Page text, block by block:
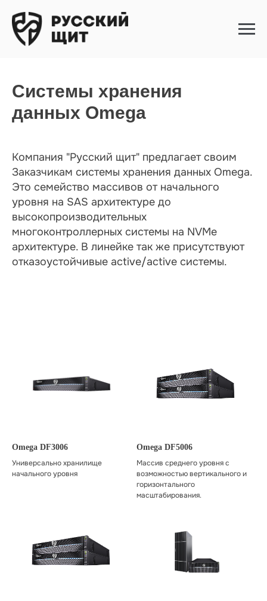
Системы хранения
данных Omega
Компания "Русский щит" предлагает своим
Заказчикам системы хранения данных Omega.
Это семейство массивов от начального
уровня на SAS архитектуре до
высокопроизводительных
многоконтроллерных системы на NVMe
архитектуре. В линейке так же присутствуют
отказоустойчивые active/active системы.
Omega DF3006
Универсально хранилище
начального уровня
Omega DF5006
Массив среднего уровня с
возможностью вертикального и
горизонтального
масштабирования.